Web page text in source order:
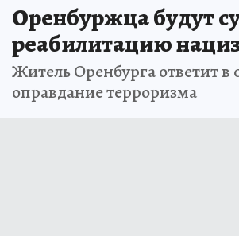
Оренбуржца будут
реабилитацию
Житель Оренбурга ответит в
оправдание терроризма